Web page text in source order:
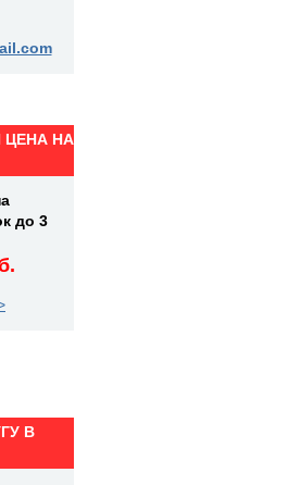
ЦЕНА НА
до 3
В